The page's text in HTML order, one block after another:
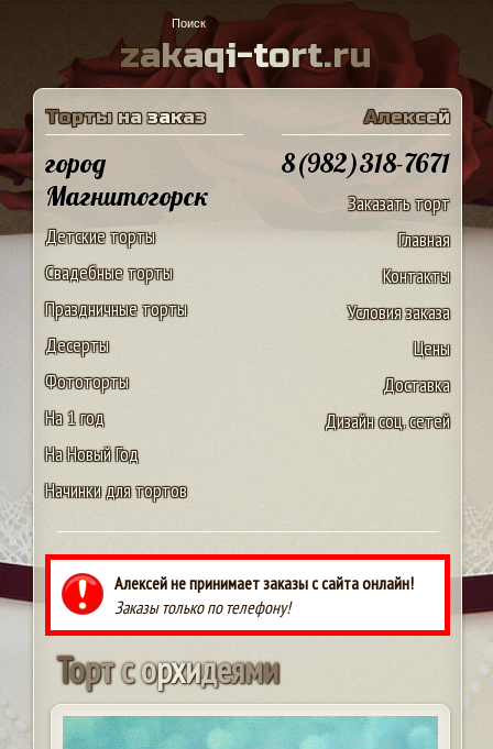
zakaqi-tort.ru
Торты на заказ
город
Магнитогорск
Детские торты
Свадебные торты
Праздничные торты
Десерты
Фототорты
На 1 год
На Новый Год
Начинки для тортов
Алексей
8(982)318-7671
Заказать торт
Главная
Контакты
Условия заказа
Цены
Доставка
Дизайн соц. сетей
Алексей не принимает заказы с сайта онлайн!
Заказы только по телефону!
Тортсорхидеями